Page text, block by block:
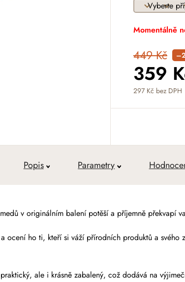
Momentálně
449 Kč
359
297 Kč bez DPH
Měrná cena:
Popis Parametry
v originálním balení potěší a příjemně překvapí
ocení ho ti, kteří si váží přírodních produktů a svého
ale i krásně zabalený, což dodává na